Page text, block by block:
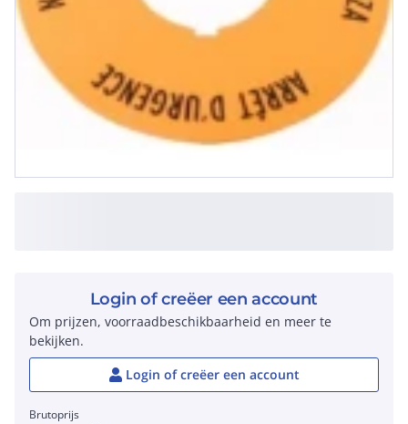
Login of creëer een account
Om prijzen, voorraadbeschikbaarheid en meer te
bekijken.
Login of creëer een account
Brutoprijs